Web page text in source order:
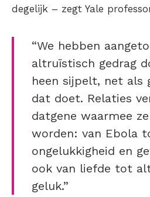
degelijk – zegt Yale
“We hebben
altruïstisch gedrag
heen sijpelt, net als
dat doet. Relaties
datgene waarmee
worden: van Ebola
ongelukkigheid en
ook van liefde tot
geluk.”